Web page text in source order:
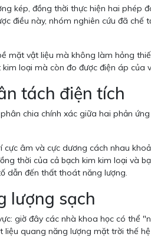
kép, đồng thời thực hiện hai phép
điều này, nhóm nghiên cứu đã
mặt vật liệu mà không làm hỏng
loại mà còn đo được điện áp
tách điện tích
chia chính xác giữa hai phản
âm và cực dương cách nhau
thời của cả bạch kim kim loại và
dẫn đến thất thoát năng lượng.
lượng sạch
giờ đây các nhà khoa học có thể
quang năng lượng mặt trời thế